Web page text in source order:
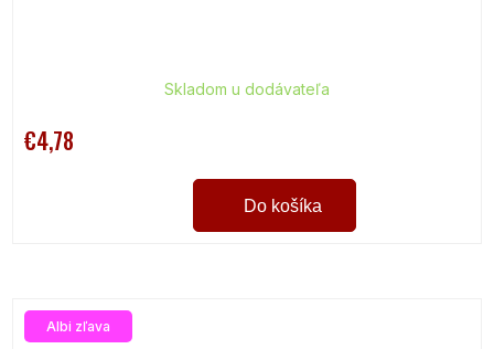
Skladom u dodávateľa
€4,78
Do košíka
Albi zľava